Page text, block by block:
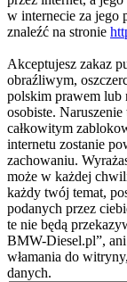
w internecie za jego
znaleźć na stronie
Akceptujesz zakaz
obraźliwym,
polskim prawem lub
osobiste.
całkowitym
internetu zostanie
zachowaniu.
może w każdej
każdy twój temat,
podanych przez
te nie będą
BMW-Diesel.pl”,
włamania do
danych.